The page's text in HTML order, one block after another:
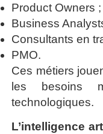
Product Owners ;
Business
Consultants en
PMO.
Ces métiers
les besoins
technologiques.
L’intelligence